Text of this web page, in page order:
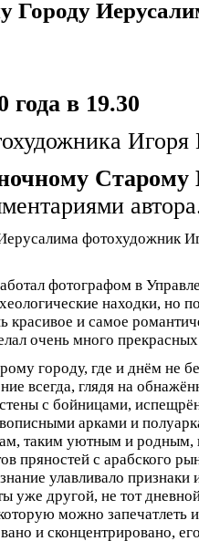
Городу
года в 19.30
Игоря
Старому
фотохудожник
фотографом в
находки, но
красивое и самое
очень много
городу, где и днём не
всегда, глядя на
с бойницами,
арками и
таким уютным и
пряностей с арабского
улавливало
уже другой, не тот
можно запечатлеть
и сконцентрировано,